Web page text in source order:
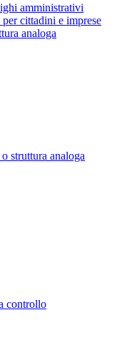
amministrativi
cittadini e imprese
analoga
struttura analoga
controllo